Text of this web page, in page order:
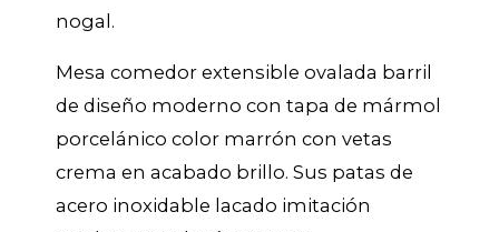
nogal.
Mesa comedor extensible ovalada barril
de diseño moderno con tapa de mármol
porcelánico color marrón con vetas
crema en acabado brillo. Sus patas de
acero inoxidable lacado imitación